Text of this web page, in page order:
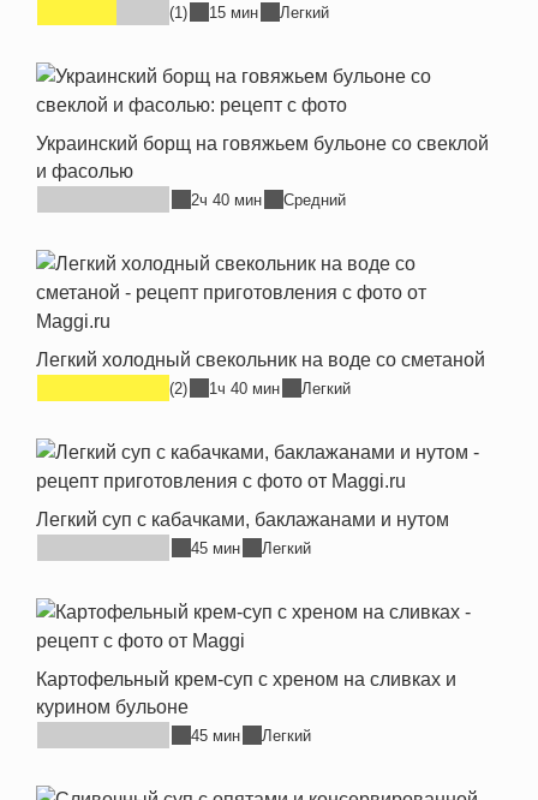
(1) 15 мин Легкий
Украинский борщ на говяжьем бульоне со свеклой
и фасолью
2ч 40 мин Средний
Легкий холодный свекольник на воде со сметаной
(2) 1ч 40 мин Легкий
Легкий суп с кабачками, баклажанами и нутом
45 мин Легкий
Картофельный крем-суп с хреном на сливках и
курином бульоне
45 мин Легкий